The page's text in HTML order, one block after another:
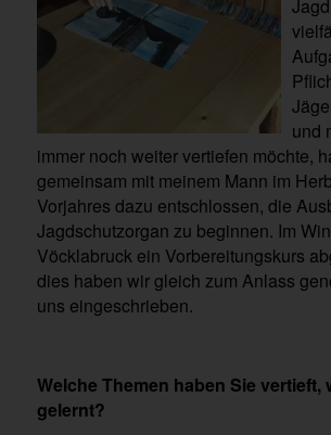
und
immer noch weiter vertiefen möchte,
gemeinsam mit meinem Mann im
Vorjahres dazu entschlossen, die
Jagdschutzorgan zu beginnen. Im
Vöcklabruck ein Vorbereitungskurs
dies haben wir gleich zum Anlass
uns eingeschrieben.
Welche Themen haben Sie vertieft,
gelernt?